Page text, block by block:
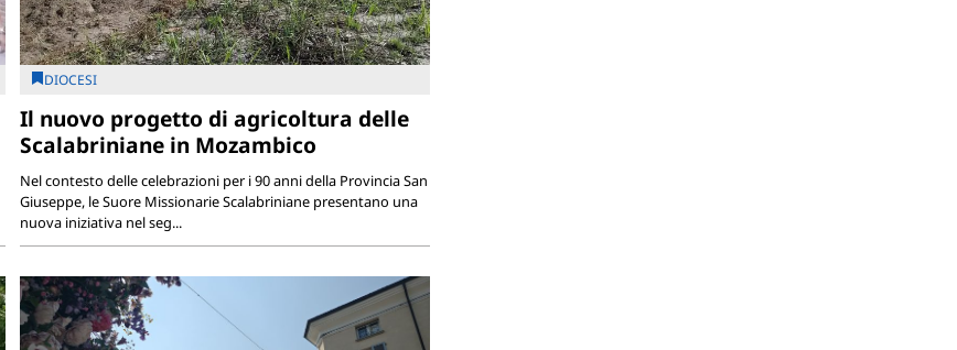
DIOCESI
Il nuovo progetto di agricoltura delle
Scalabriniane in Mozambico
Nel contesto delle celebrazioni per i 90 anni della Provincia San
Giuseppe, le Suore Missionarie Scalabriniane presentano una
nuova iniziativa nel seg...